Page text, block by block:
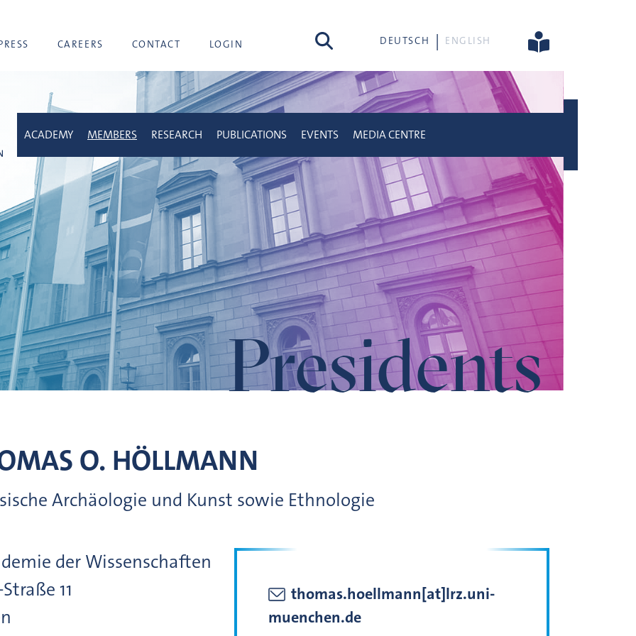
CAREERS CONTACT LOGIN search DEUTSCH ENGLISH
Presidents
ACADEMY MEMBERS RESEARCH PUBLICATIONS EVENTS MEDIA CENTRE
O. HÖLLMANN
Archäologie und Kunst sowie Ethnologie
der Wissenschaften
11
thomas.hoellmann[at]lrz.uni-
muenchen.de